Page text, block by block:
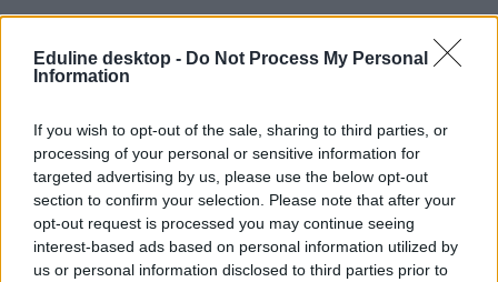
Eduline desktop - Do Not Process My Personal
Information
If you wish to opt-out of the sale, sharing to third parties, or
processing of your personal or sensitive information for
targeted advertising by us, please use the below opt-out
section to confirm your selection. Please note that after your
opt-out request is processed you may continue seeing
interest-based ads based on personal information utilized by
us or personal information disclosed to third parties prior to
"Felajánlottam az Apáczai Kiadót a Hazának"
adta el az államnak az Apáczai Kiadót Esztergályos Jenő ügyvezető
- derül ki a kiadó oldalán közzétett interjúból.
Közoktatás
Eduline